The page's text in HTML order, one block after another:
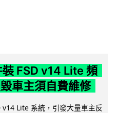
FSD v14 Lite 頻
車主須自費維修
Lite 系統，引發大量車主反